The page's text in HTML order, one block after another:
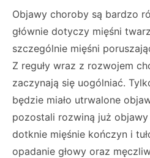
Objawy choroby są bardzo
głównie dotyczy mięśni
szczególnie mięśni
Z reguły wraz z rozwojem
zaczynają się uogólniać.
będzie miało utrwalone
pozostali rozwiną już
dotknie mięśnie kończyn i
opadanie głowy oraz